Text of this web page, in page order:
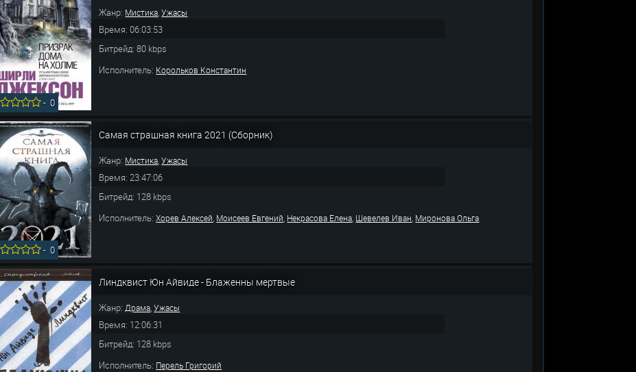
-0
Жанр: Мистика,Ужасы
Время: 06:03:53
Битрейд: 80 kbps
Исполнитель: Корольков Константин
-0
Самая страшная книга 2021 (Сборник)
Жанр: Мистика ,Ужасы
Время: 23:47:06
Битрейд: 128 kbps
Исполнитель:Хорев Алексей Моисеев Евгений Некрасова Елена Шевелев Иван Миронова Ольга
Линдквист Юн Айвиде - Блаженны мертвые
Жанр:Драма,Ужасы
Время: 12:06:31
Битрейд: 128 kbps
Исполнитель: Перель Григорий